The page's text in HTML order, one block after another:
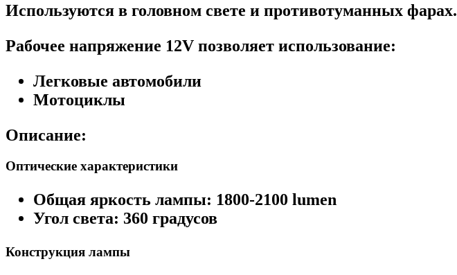
Используются в головном свете и противотуманных фарах.
Рабочее напряжение 12V позволяет использование:
Легковые автомобили
Мотоциклы
Описание:
Оптические характеристики
Общая яркость лампы: 1800-2100 lumen
Угол света: 360 градусов
Конструкция лампы